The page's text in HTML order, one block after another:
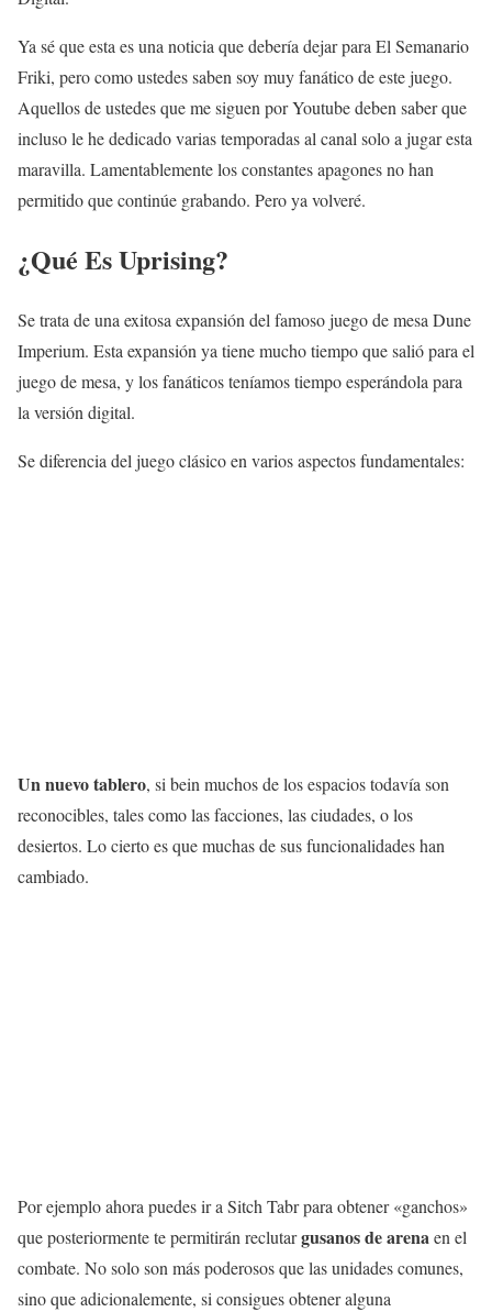
Ya sé que esta es una noticia que debería dejar para El Semanario
Friki, pero como ustedes saben soy muy fanático de este juego.
Aquellos de ustedes que me siguen por Youtube deben saber que
incluso le he dedicado varias temporadas al canal solo a jugar esta
maravilla. Lamentablemente los constantes apagones no han
permitido que continúe grabando. Pero ya volveré.
¿Qué Es Uprising?
Se trata de una exitosa expansión del famoso juego de mesa Dune
Imperium. Esta expansión ya tiene mucho tiempo que salió para el
juego de mesa, y los fanáticos teníamos tiempo esperándola para
la versión digital.
Se diferencia del juego clásico en varios aspectos fundamentales:
Un nuevo tablero, si bein muchos de los espacios todavía son
reconocibles, tales como las facciones, las ciudades, o los
desiertos. Lo cierto es que muchas de sus funcionalidades han
cambiado.
Por ejemplo ahora puedes ir a Sitch Tabr para obtener «ganchos»
que posteriormente te permitirán reclutargusanos de arenaen el
combate. No solo son más poderosos que las unidades comunes,
sino que adicionalemente, si consigues obtener alguna